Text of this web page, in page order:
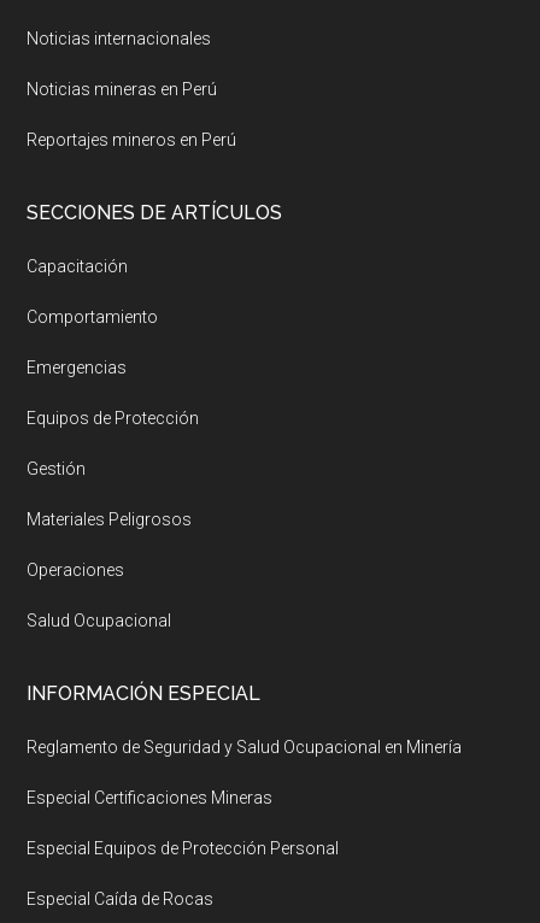
Noticias internacionales
Noticias mineras en Perú
Reportajes mineros en Perú
SECCIONES DE ARTÍCULOS
Capacitación
Comportamiento
Emergencias
Equipos de Protección
Gestión
Materiales Peligrosos
Operaciones
Salud Ocupacional
INFORMACIÓN ESPECIAL
Reglamento de Seguridad y Salud Ocupacional en Minería
Especial Certificaciones Mineras
Especial Equipos de Protección Personal
Especial Caída de Rocas